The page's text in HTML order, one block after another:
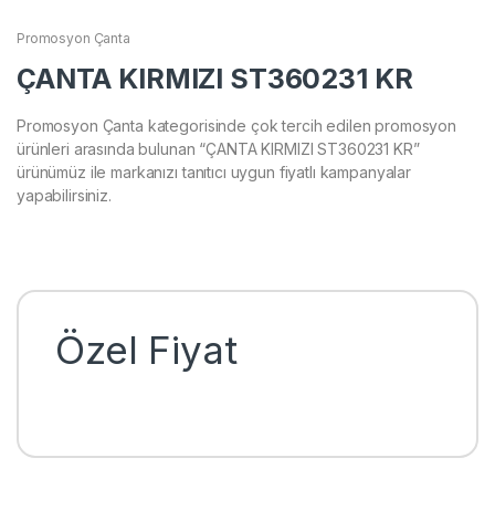
Promosyon Çanta
ÇANTA KIRMIZI ST360231 KR
Promosyon Çanta kategorisinde çok tercih edilen promosyon
ürünleri arasında bulunan “ÇANTA KIRMIZI ST360231 KR”
ürünümüz ile markanızı tanıtıcı uygun fiyatlı kampanyalar
yapabilirsiniz.
Özel Fiyat